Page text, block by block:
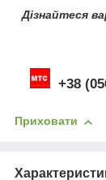
Дізнайтеся
+38
Приховати